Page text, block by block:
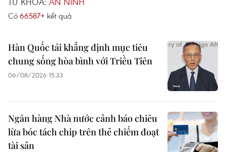
Có 66587+ kết quả
Hàn Quốc tái khẳng định mục tiêu
chung sống hòa bình với Triều Tiên
06/08/2026 15:33
Ngân hàng Nhà nước cảnh báo chiêu
lừa bóc tách chip trên thẻ chiếm đoạt
tài sản